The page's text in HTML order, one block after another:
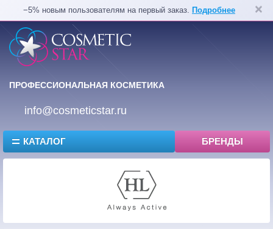
−5% новым пользователям на первый заказ. Подробнее
ПРОФЕССИОНАЛЬНАЯ КОСМЕТИКА
info@cosmeticstar.ru
КАТАЛОГ БРЕНДЫ